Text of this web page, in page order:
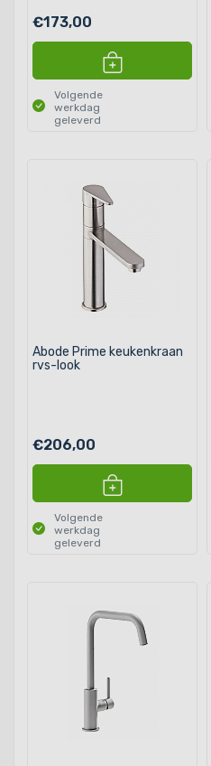
€173,00
Volgende
werkdag
geleverd
Abode Prime keukenkraan
rvs-look
€206,00
Volgende
werkdag
geleverd